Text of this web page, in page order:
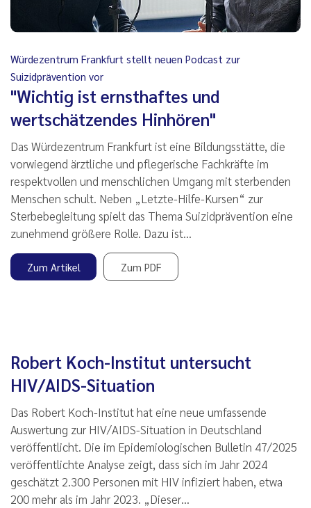
Würdezentrum Frankfurt stellt neuen Podcast zur
Suizidprävention vor
"Wichtig ist ernsthaftes und
wertschätzendes Hinhören"
Das Würdezentrum Frankfurt ist eine Bildungsstätte, die
vorwiegend ärztliche und pflegerische Fachkräfte im
respektvollen und menschlichen Umgang mit sterbenden
Menschen schult. Neben „Letzte-Hilfe-Kursen“ zur
Sterbebegleitung spielt das Thema Suizidprävention eine
zunehmend größere Rolle. Dazu ist…
Zum Artikel Zum PDF
Robert Koch-Institut untersucht
HIV/AIDS-Situation
Das Robert Koch-Institut hat eine neue umfassende
Auswertung zur HIV/AIDS-Situation in Deutschland
veröffentlicht. Die im Epidemiologischen Bulletin 47/2025
veröffentlichte Analyse zeigt, dass sich im Jahr 2024
geschätzt 2.300 Personen mit HIV infiziert haben, etwa
200 mehr als im Jahr 2023. „Dieser…